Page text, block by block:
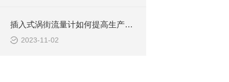
插入式涡街流量计如何提高生产过程的效率和质量管理？
2023-11-02